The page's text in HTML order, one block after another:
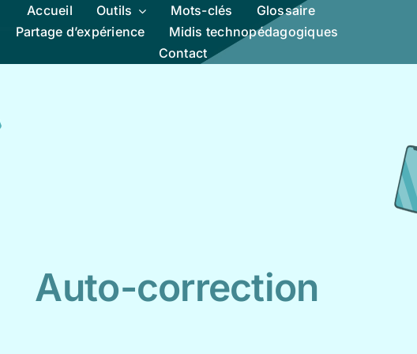
Accueil Outils Mots-clés
Glossaire
Partage d’expérience
Midis technopédagogiques
Contact
Auto-correction